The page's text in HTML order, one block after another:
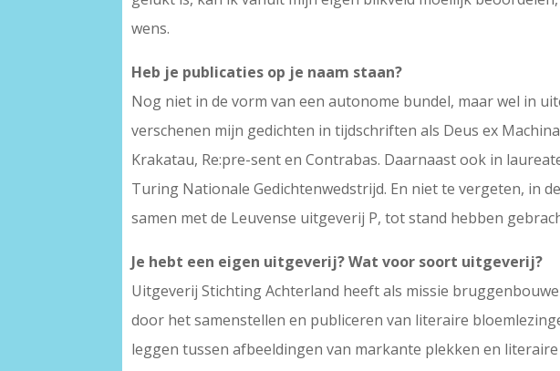
wens.
Heb je publicaties op je naam staan?
Nog niet in de vorm van een autonome bundel, maar wel in
verschenen mijn gedichten in tijdschriften als Deus ex
Krakatau, Re:pre-sent en Contrabas. Daarnaast ook in
Turing Nationale Gedichtenwedstrijd. En niet te vergeten, in
samen met de Leuvense uitgeverij P, tot stand hebben
Je hebt een eigen uitgeverij? Wat voor soort uitgeverij?
Uitgeverij Stichting Achterland heeft als missie
door het samenstellen en publiceren van literaire
leggen tussen afbeeldingen van markante plekken en